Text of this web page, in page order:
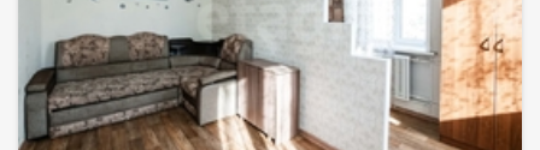
клиники и магазины, поэтому все необходимое для жизни
будет у вас под рукой. До метро Речной вокзал можно
добраться на автомобиле за 28 минут или на электричке от
о.п. Матвеевка без пробок в час-пик. Остановка в шаговой
доступности. До реки Обь 10 минут на автомобиле. Рядом с
объектом находятся:1 школа,3 детских сада,12 продуктовых